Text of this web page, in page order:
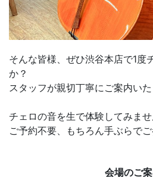
そんな皆様、ぜひ渋谷本店で1度
か？
スタッフが親切丁寧にご案内いた
チェロの音を生で体験してみませ
ご予約不要、もちろん手ぶらでご
会場のご